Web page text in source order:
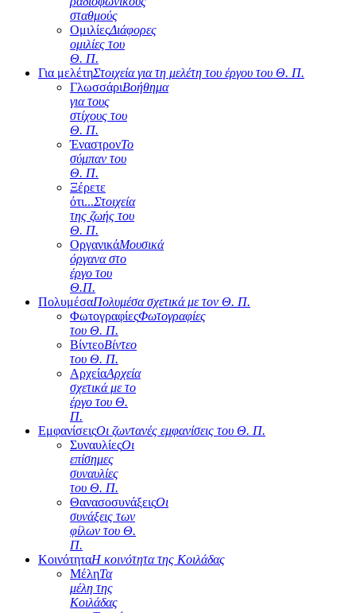
σταθμούς
ΟμιλίεςΔιάφορες
ομιλίες του
Θ. Π.
Για μελέτηΣτοιχεία για τη μελέτη του έργου του Θ. Π.
ΓλωσσάριΒοήθημα
για τους
στίχους του
Θ. Π.
ΈναστρονΤο
σύμπαν του
Θ. Π.
Ξέρετε
ότι...Στοιχεία
της ζωής του
Θ. Π.
ΟργανικάΜουσικά
όργανα στο
έργο του
Θ.Π.
ΠολυμέσαΠολυμέσα σχετικά με τον Θ. Π.
ΦωτογραφίεςΦωτογραφίες
του Θ. Π.
ΒίντεοΒίντεο
του Θ. Π.
ΑρχείαΑρχεία
σχετικά με το
έργο του Θ.
Π.
ΕμφανίσειςΟι ζωντανές εμφανίσεις του Θ. Π.
ΣυναυλίεςΟι
επίσημες
συναυλίες
του Θ. Π.
ΘανασοσυνάξειςΟι
συνάξεις των
φίλων του Θ.
Π.
ΚοινότηταΗ κοινότητα της Κοιλάδας
ΜέληΤα
μέλη της
Κοιλάδας